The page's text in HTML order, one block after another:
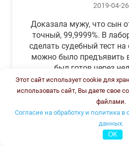
2019-04-26
Доказала мужу, что сын
точный, 99,9999%. В
сделать судебный тест
можно было предъявить
был готов через
обещали.Теперь муж
Этот сайт использует cookie для
использовать сайт, Вы даете свое
файлами.
Согласие на обработку и политика
данных.
OK